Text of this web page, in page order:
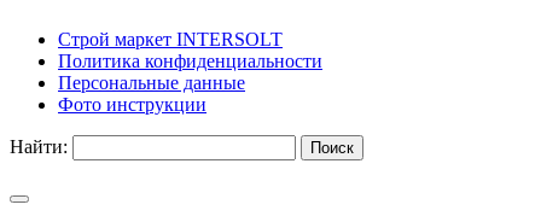
Строй маркет INTERSOLT
Политика конфиденциальности
Персональные данные
Фото инструкции
Найти: